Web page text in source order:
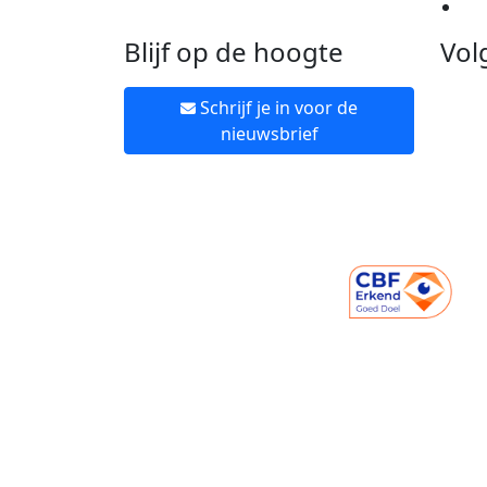
Blijf op de hoogte
Schrijf je in voor de
nieuwsbrief